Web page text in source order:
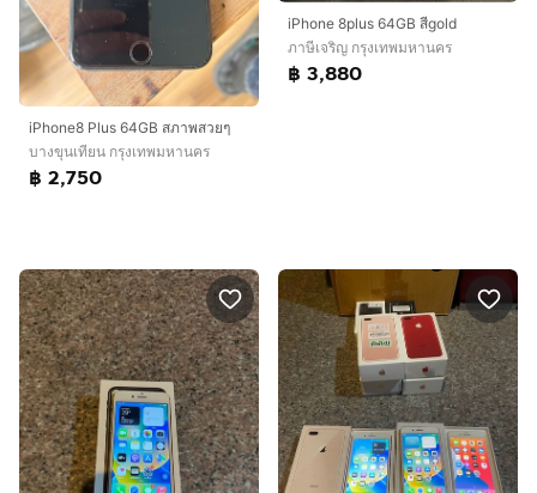
iPhone8 Plus 64GB สภาพสวยๆ
บางขุนเทียน กรุงเทพมหานคร
฿ 2,750
iPhone 8plus 64GB สีgold
ภาษีเจริญ กรุงเทพมหานคร
฿ 3,880